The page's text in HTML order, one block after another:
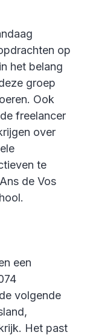
op
het belang
groep
Ook
freelancer
over
te
de Vos
een
volgende
Het past